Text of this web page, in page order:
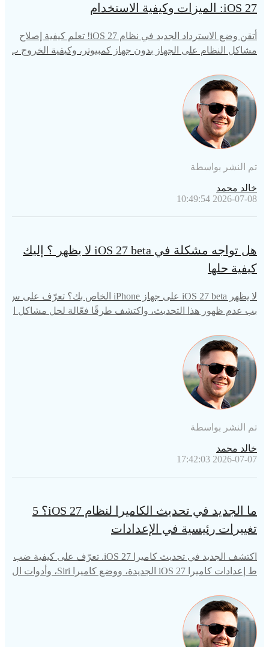
iOS 27: الميزات وكيفية الاستخدام
أتقن وضع الاسترداد الجديد في نظام iOS 27! تعلم كيفية إصلاح
مشاكل النظام على الجهاز بدون جهاز كمبيوتر، وكيفية الخروج ب
ReiBoot.
تم النشر بواسطة
خالد محمد
2026-07-08 10:49:54
هل تواجه مشكلة في iOS 27 beta لا يظهر ؟ إليك
كيفية حلها
لا يظهر iOS 27 beta على جهاز iPhone الخاص بك؟ تعرّف على س
بب عدم ظهور هذا التحديث، واكتشف طرقًا فعّالة لحل مشاكل ا
تم النشر بواسطة
خالد محمد
2026-07-07 17:42:03
ما الجديد في تحديث الكاميرا لنظام iOS 27؟ 5
تغييرات رئيسية في الإعدادات
اكتشف الجديد في تحديث كاميرا iOS 27. تعرّف على كيفية ضب
ط إعدادات كاميرا iOS 27 الجديدة، ووضع كاميرا Siri، وأدوات ال